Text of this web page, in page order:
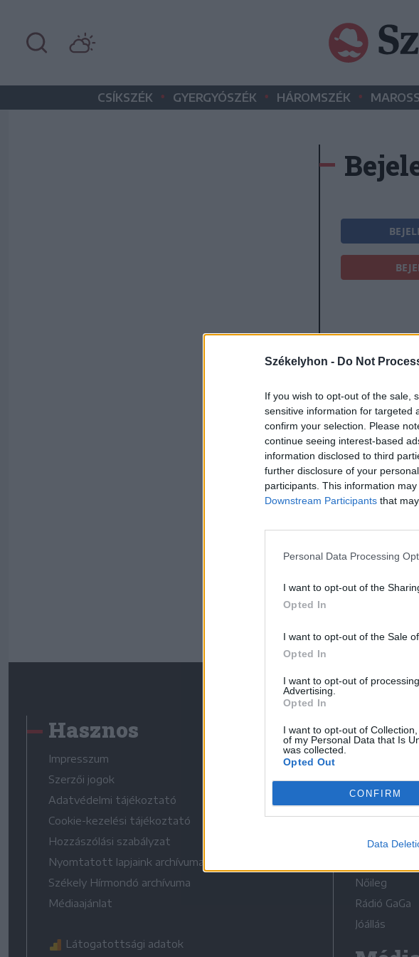
Székelyhon - Do Not
If you wish to opt-out of the sale,
sensitive information for targeted
confirm your selection. Please
continue seeing interest-based
information disclosed to third
further disclosure of your
participants. This information
Downstream Participants that
Personal Data Processing
I want to opt-out of the
Opted In
I want to opt-out of the Sale
Opted In
I want to opt-out of
Advertising.
Opted In
I want to opt-out of
of my Personal Data that Is
was collected.
Opted Out
CONFIRM
Data
CSÍKSZÉK • GYERGYÓSZÉK • HÁROMSZÉK •
E-mail-cím
Jelszó
Elfelejtette a
Hasznos
Impresszum
Szerzői jogok
Adatvédelmi tájékoztató
Cookie-kezelési tájékoztató
Hozzászólási szabályzat
Nyomtatott lapjaink archívuma
Székely Hírmondó archívuma
Médiaajánlat
Látogatottsági adatok
Liget
Krónika
Bihari Napló
Erdélyi
Nőileg
Rádió GaGa
Jóállás